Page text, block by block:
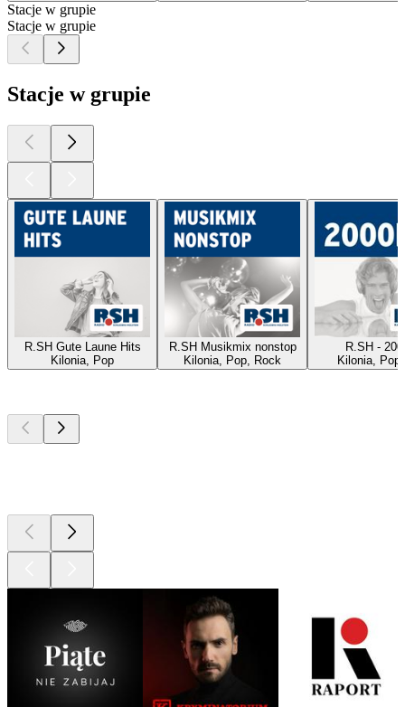
Stacje w grupie
Stacje w grupie
Stacje w grupie
R.SH Gute Laune Hits
Kilonia, Pop
R.SH Musikmix nonstop
Kilonia, Pop, Rock
R.SH -
Kilonia,